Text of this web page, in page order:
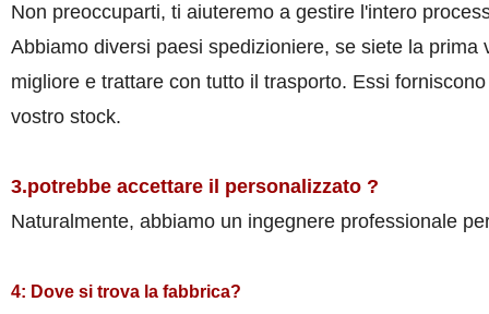
Non preoccuparti, ti aiuteremo a gestire l'intero
Abbiamo diversi paesi spedizioniere, se siete la
migliore e trattare con tutto il trasporto. Essi
vostro stock.
3.potrebbe accettare il personalizzato ?
Naturalmente, abbiamo un ingegnere professionale
4: Dove si trova la fabbrica?